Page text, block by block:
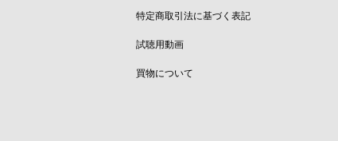
特定商取引法に基づく表記
試聴用動画
買物について